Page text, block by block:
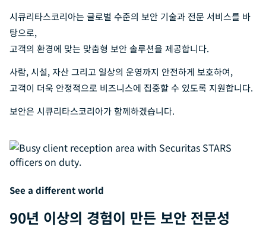
시큐리타스코리아는 글로벌 수준의 보안 기술과 전문 서비스를 바
탕으로,
고객의 환경에 맞는 맞춤형 보안 솔루션을 제공합니다.
사람, 시설, 자산 그리고 일상의 운영까지 안전하게 보호하여,
고객이 더욱 안정적으로 비즈니스에 집중할 수 있도록 지원합니다.
보안은 시큐리타스코리아가 함께하겠습니다.
See a different world
90년 이상의 경험이 만든 보안 전문성